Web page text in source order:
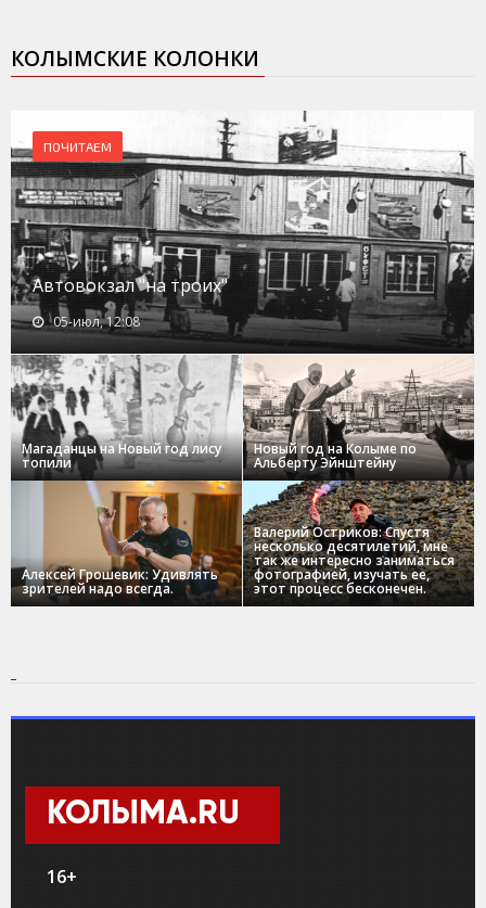
КОЛЫМСКИЕ КОЛОНКИ
ПОЧИТАЕМ
Автовокзал "на троих"
05-июл, 12:08
Магаданцы на Новый год лису
топили
Новый год на Колыме по
Альберту Эйнштейну
Алексей Грошевик: Удивлять
зрителей надо всегда.
Валерий Остриков: Спустя
несколько десятилетий, мне
так же интересно заниматься
фотографией, изучать ее,
этот процесс бесконечен.
КОЛЫМА.RU
16+